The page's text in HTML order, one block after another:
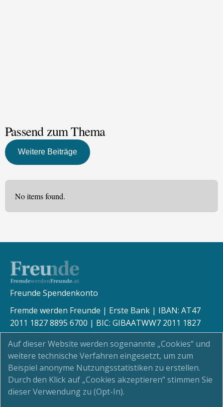
Passend zum Thema
Weitere Beiträge
No items found.
Freunde Spendenkonto
Fremde werden Freunde | Erste Bank | IBAN: AT47
2011 1827 8895 6700 | BIC: GIBAATWW7 2011 1827
8895 6700
Kinderschutz
Auf dieser Website werden sogenannte „Cookies“ und
weitere technische Verfahren eingesetzt, um zum
Beispiel anonyme Nutzungsstatistiken zu erstellen.
Durch den Klick auf „Cookies akzeptieren“ stimmen Sie
dieser Verwendung zu (Opt-In).